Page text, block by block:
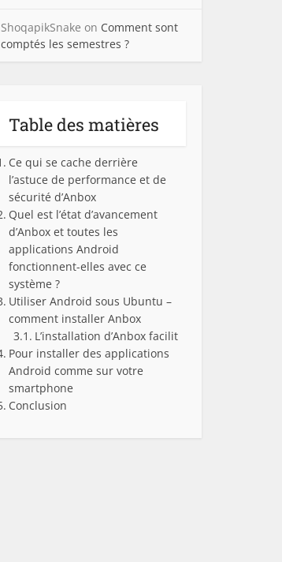
ShoqapikSnake on Comment sont
comptés les semestres ?
Table des matières
Ce qui se cache derrière
l’astuce de performance et de
sécurité d’Anbox
Quel est l’état d’avancement
d’Anbox et toutes les
applications Android
fonctionnent-elles avec ce
système ?
Utiliser Android sous Ubuntu –
comment installer Anbox
L’installation d’Anbox facilitée
Pour installer des applications
Android comme sur votre
smartphone
Conclusion